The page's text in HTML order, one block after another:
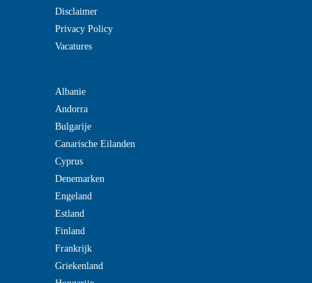
Disclaimer
Privacy Policy
Vacatures
Albanie
Andorra
Bulgarije
Canarische Eilanden
Cyprus
Denemarken
Engeland
Estland
Finland
Frankrijk
Griekenland